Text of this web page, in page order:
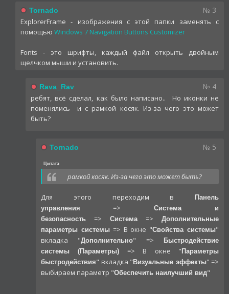
Tornado № 3
ExplorerFrame - изображения с этой папки заменять с
помощью Windows 7 Navigation Buttons Customizer
Fonts - это шрифты, каждый файл открыть двойным
щелчком мыши и установить.
Rava_Rav № 4
ребят, всё сделал, как было написано.. Но иконки не
поменялись и с рамкой косяк. Из-за чего это может
быть?
Tornado № 5
Цитата
рамкой косяк. Из-за чего это может быть?
Для этого переходим в
Панель
управления
=>
Система и
безопасность => Система => Дополнительные
параметры системы=> В окне "Свойства системы"
вкладка "Дополнительно" =>
Быстродействие
системы (Параметры)
=> В окне "Параметры
быстродействия" вкладка "Визуальные эффекты" =>
выбираем параметр "Обеспечить наилучший вид"